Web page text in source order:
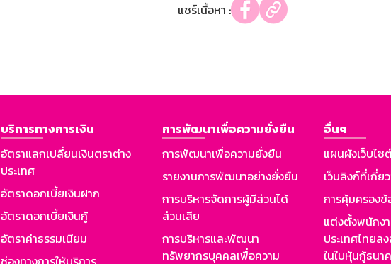
แชร์เนื้อหา :
บริการทางการเงิน
อัตราแลกเปลี่ยนเงินตราต่าง
ประเทศ
อัตราดอกเบี้ยเงินฝาก
อัตราดอกเบี้ยเงินกู้
อัตราค่าธรรมเนียม
การพัฒนาเพื่อความยั่งยืน
การพัฒนาเพื่อความยั่งยืน
รายงานการพัฒนาอย่างยั่งยืน
การบริหารจัดการผู้มีส่วนได้
ส่วนเสีย
การบริหารและพัฒนา
ทรัพยากรบุคคลเพื่อความ
อื่นๆ
แผนผังเว็บไซ
เว็บลิงก์ที่เกี่ย
การคุ้มครอง
แต่งตั้งพนักง
ประเทศไทยล
ในใบหุ้นกู้ธนา